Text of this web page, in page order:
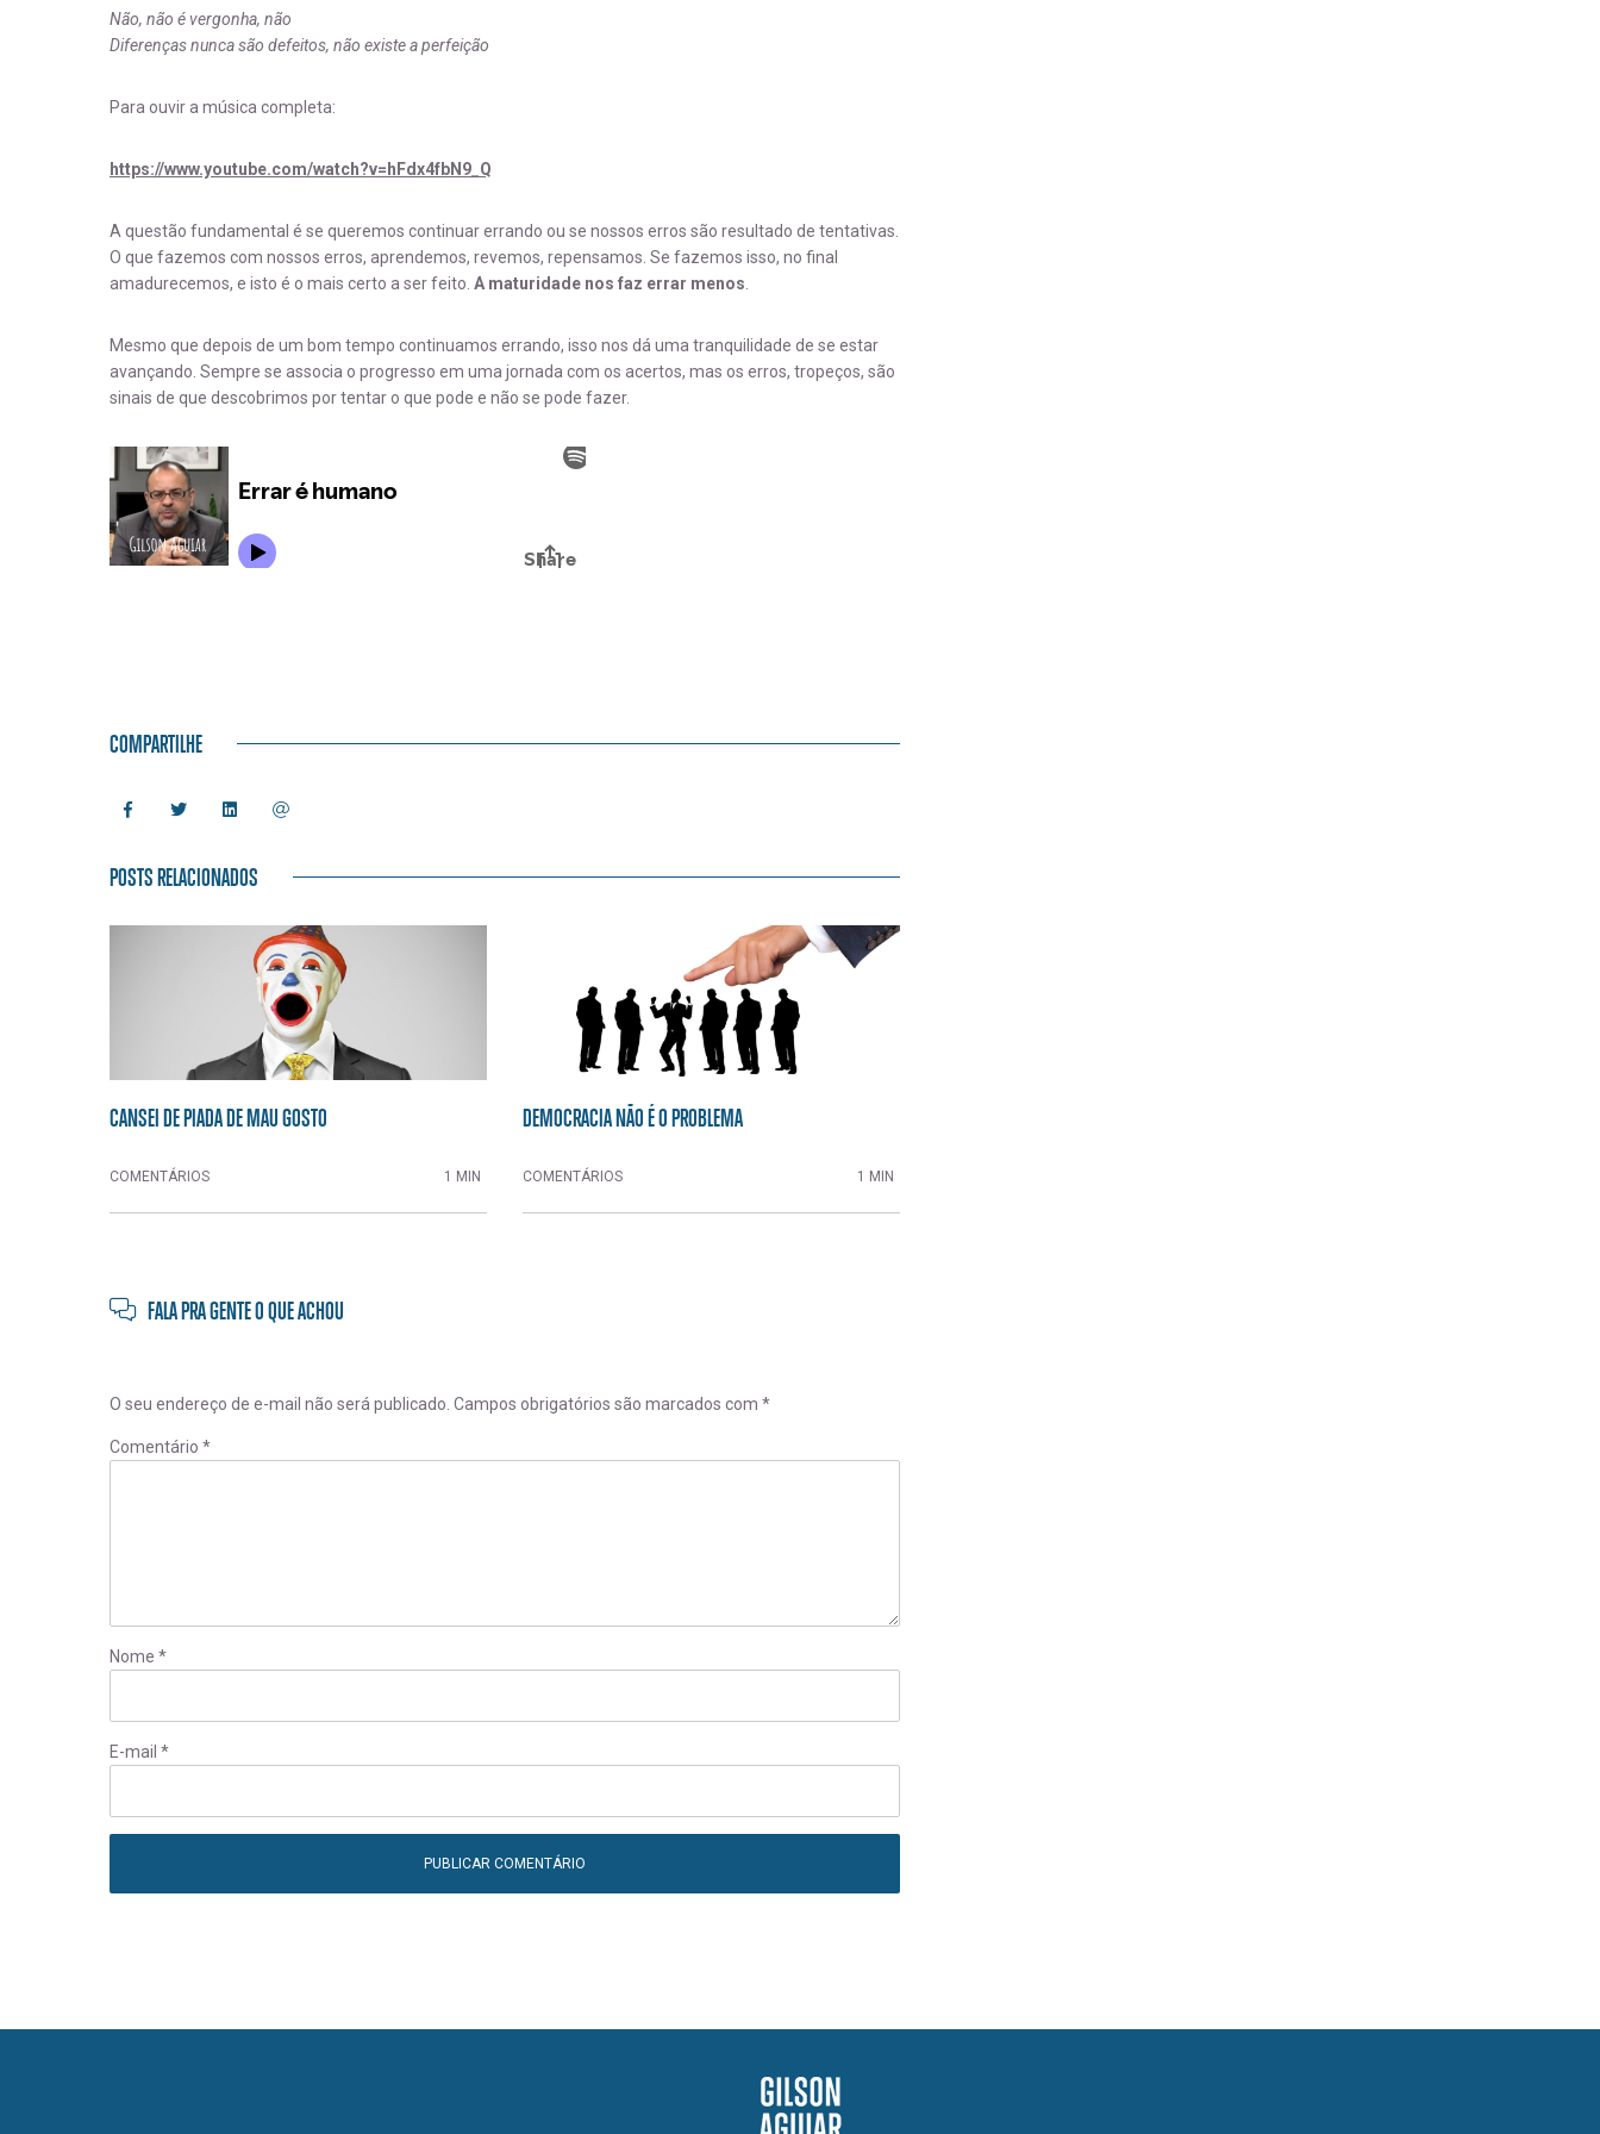
Não, não é vergonha, não
Diferenças nunca são defeitos, não existe a perfeição
Para ouvir a música completa:
https://www.youtube.com/watch?v=hFdx4fbN9_Q
A questão fundamental é se queremos continuar errando ou se nossos erros são resultado de tentativas.
O que fazemos com nossos erros, aprendemos, revemos, repensamos. Se fazemos isso, no final
amadurecemos, e isto é o mais certo a ser feito. A maturidade nos faz errar menos.
Mesmo que depois de um bom tempo continuamos errando, isso nos dá uma tranquilidade de se estar
avançando. Sempre se associa o progresso em uma jornada com os acertos, mas os erros, tropeços, são
sinais de que descobrimos por tentar o que pode e não se pode fazer.
COMPARTILHE
POSTS RELACIONADOS
CANSEI DE PIADA DE MAU GOSTO
COMENTÁRIOS 1 MIN
DEMOCRACIA NÃO É O PROBLEMA
COMENTÁRIOS 1 MIN
FALA PRA GENTE O QUE ACHOU
O seu endereço de e-mail não será publicado. Campos obrigatórios são marcados com *
Comentário *
Nome *
E-mail *